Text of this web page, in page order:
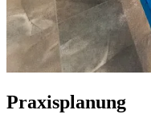
Praxisplanung